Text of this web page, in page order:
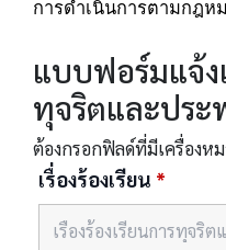
การดำเนินการตามกฎห
แบบฟอร์มแจ้ง
ทุจริตและปร
ต้องกรอกฟิลด์ที่มีเครื่องห
เรื่องร้องเรียน *